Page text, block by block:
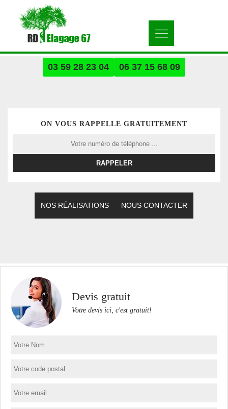
03 59 28 23 04 06 37 15 68 09
ON VOUS RAPPELLE GRATUITEMENT
NOS RÉALISATIONS NOUS CONTACTER
Devis gratuit
Votre devis ici, c'est gratuit!